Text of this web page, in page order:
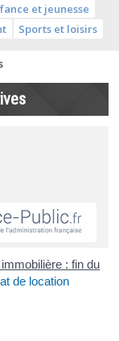
et jeunesse
Sports et loisirs
: fin du
de location